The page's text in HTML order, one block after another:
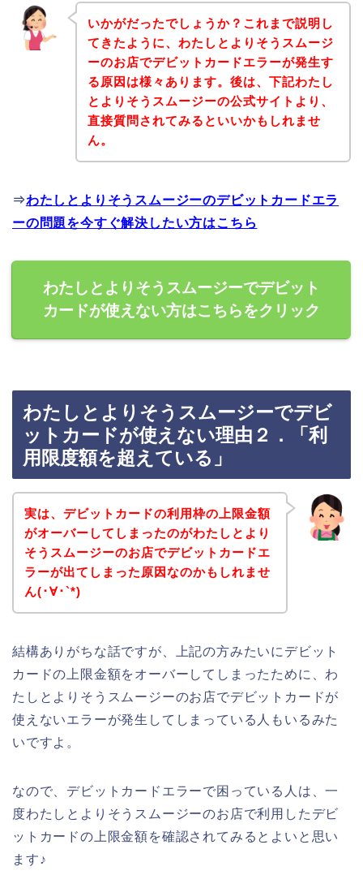
いかがだったでしょうか？これまで説明し
てきたように、わたしとよりそうスムージ
ーのお店でデビットカードエラーが発生す
る原因は様々あります。後は、下記わたし
とよりそうスムージーの公式サイトより、
直接質問されてみるといいかもしれませ
ん。
⇒わたしとよりそうスムージーのデビットカードエラ
ーの問題を今すぐ解決したい方はこちら
わたしとよりそうスムージーでデビット
カードが使えない方はこちらをクリック
わたしとよりそうスムージーでデビ
ットカードが使えない理由２．「利
用限度額を超えている」
実は、デビットカードの利用枠の上限金額
がオーバーしてしまったのがわたしとより
そうスムージーのお店でデビットカードエ
ラーが出てしまった原因なのかもしれませ
ん(･∀･`*)
結構ありがちな話ですが、上記の方みたいにデビット
カードの上限金額をオーバーしてしまったために、わ
たしとよりそうスムージーのお店でデビットカードが
使えないエラーが発生してしまっている人もいるみた
いですよ。
なので、デビットカードエラーで困っている人は、一
度わたしとよりそうスムージーのお店で利用したデビ
ットカードの上限金額を確認されてみるとよいと思い
ます♪